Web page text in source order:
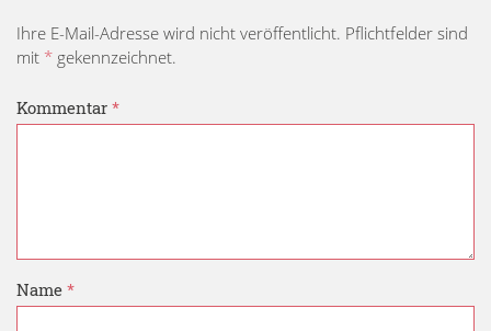
Ihre E-Mail-Adresse wird nicht veröffentlicht. Pflichtfelder sind
mit * gekennzeichnet.
Kommentar *
Name *